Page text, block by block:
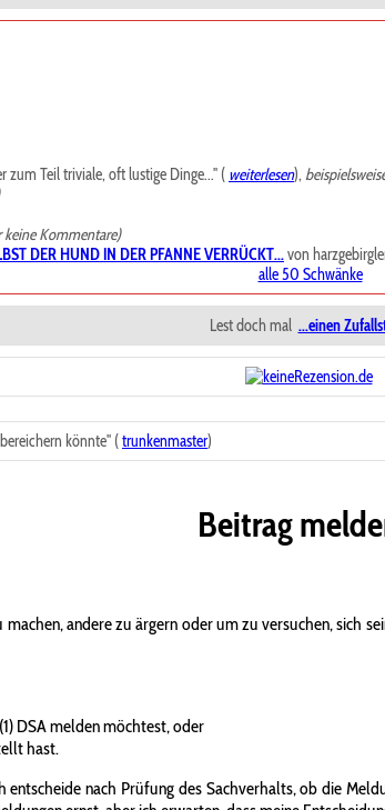
zum Teil triviale, oft lustige Dinge..." ( weiterlesen),
keine Kommentare)
DER HUND IN DER PFANNE VERRÜCKT...von
alle 50 Schwänke
Lest doch mal ...einen
könnte" (trunkenmaster)
Beitrag
andere zu ärgern oder um zu versuchen,
DSA melden möchtest, oder
hast.
nach Prüfung des Sachverhalts, ob die